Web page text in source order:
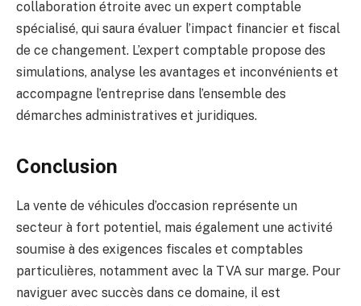
collaboration étroite avec un expert comptable
spécialisé, qui saura évaluer l’impact financier et fiscal
de ce changement. L’expert comptable propose des
simulations, analyse les avantages et inconvénients et
accompagne l’entreprise dans l’ensemble des
démarches administratives et juridiques.
Conclusion
La vente de véhicules d’occasion représente un
secteur à fort potentiel, mais également une activité
soumise à des exigences fiscales et comptables
particulières, notamment avec la TVA sur marge. Pour
naviguer avec succès dans ce domaine, il est